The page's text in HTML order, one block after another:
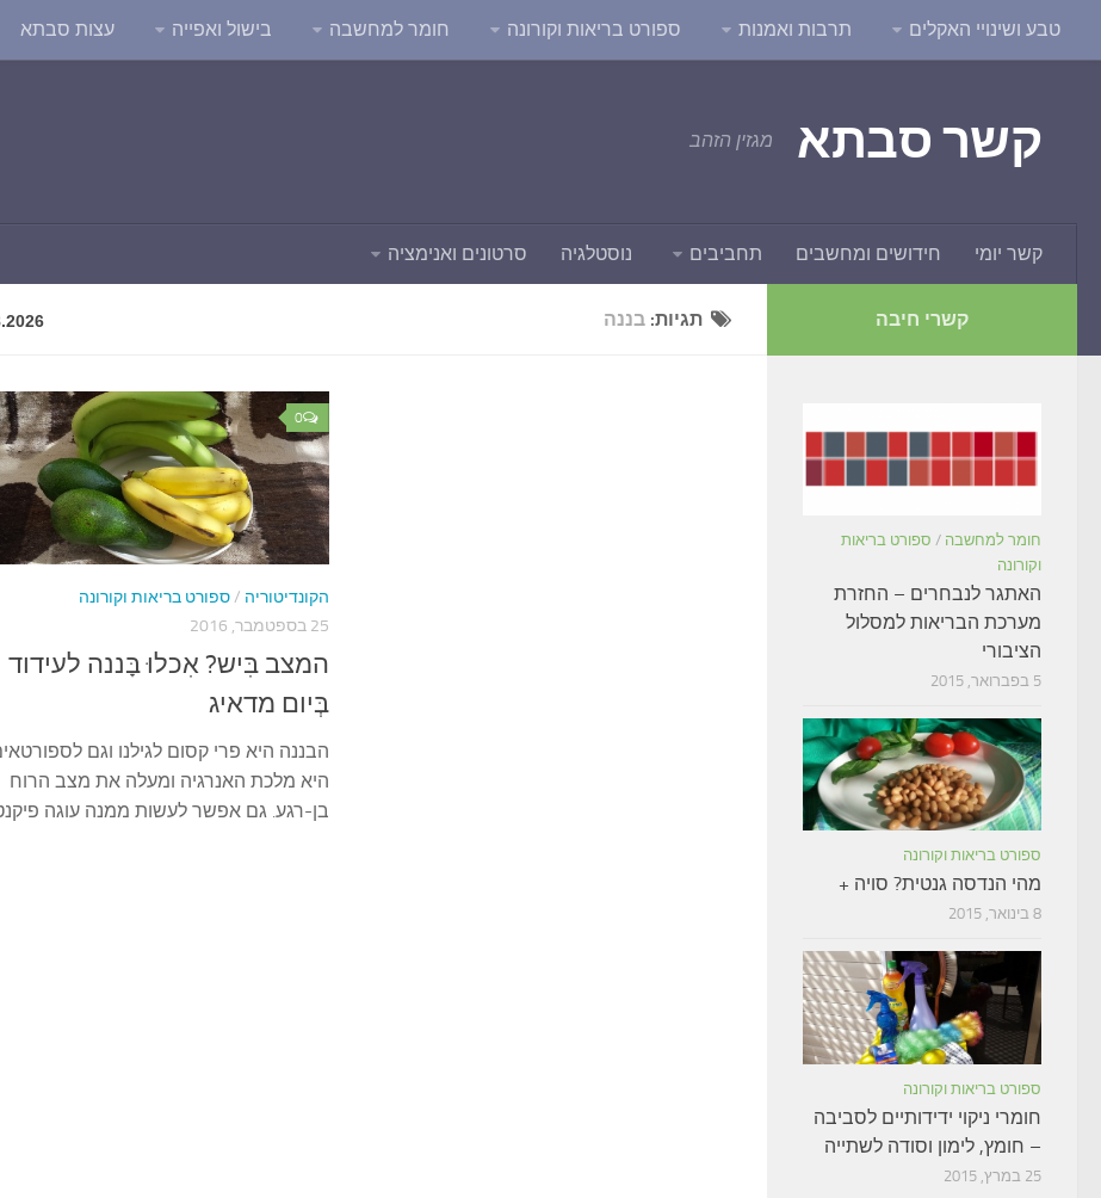
טבע ושינויי האקלים תרבות ואמנות ספורט בריאות וקורונה חומר למחשבה בישול ואפייה עצות סבתא
קשר סבתא מגזין הזהב
קשר יומי חידושים ומחשבים תחביבים נוסטלגיה סרטונים ואנימציה
תגיות: בננה
0
הקונדיטוריה /ספורט בריאות וקורונה
25 בספטמבר, 2016
המצב בִּיש? אִכלוּ בָּננה לעידוד
בְּיום מדאיג
הבננה היא פרי קסום לגילנו וגם
היא מלכת האנרגיה ומעלה את מצב הרוח
בן-רגע. גם אפשר לעשות ממנה עוגה
קשרי חיבה
חומר למחשבה / ספורט בריאות
וקורונה
האתגר לנבחרים – החזרת
מערכת הבריאות למסלול
הציבורי
5 בפברואר, 2015
ספורט בריאות וקורונה
מהי הנדסה גנטית? סויה +
8 בינואר, 2015
ספורט בריאות וקורונה
חומרי ניקוי ידידותיים לסביבה
– חומץ, לימון וסודה לשתייה
25 במרץ, 2015